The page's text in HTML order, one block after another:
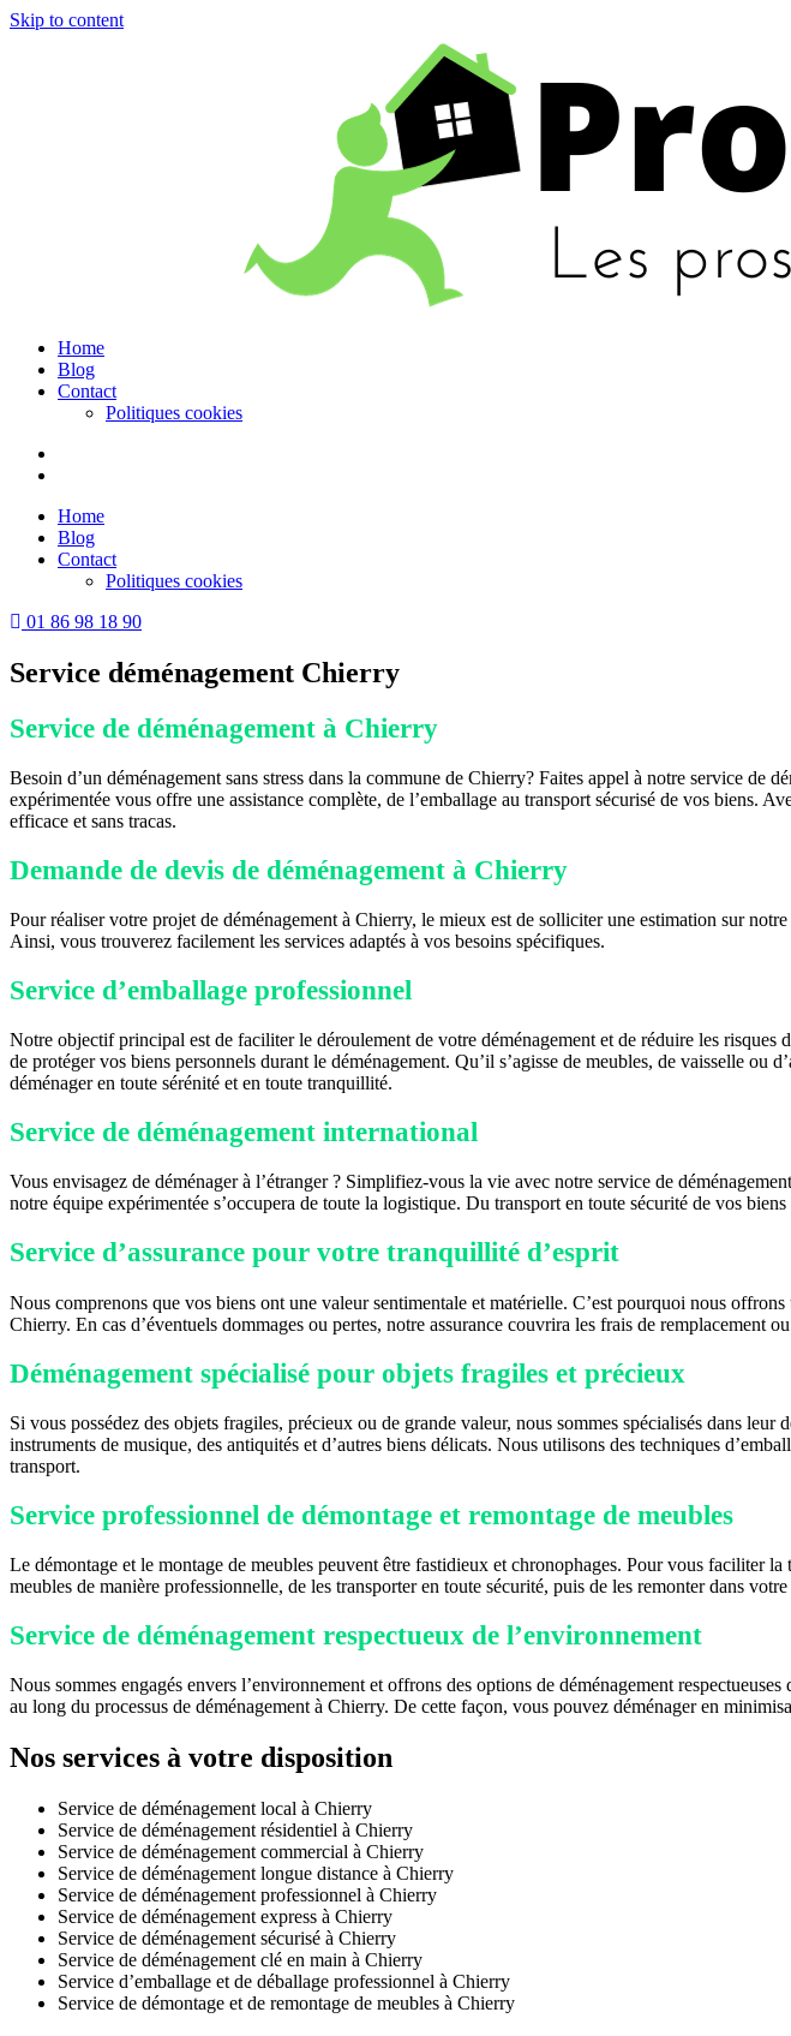
Skip to content
Home
Blog
Contact
Politiques cookies
Home
Blog
Contact
Politiques cookies
01 86 98 18 90
Service déménagement Chierry
Service de déménagement à Chierry
Besoin d’un déménagement sans stress dans la commune de Chierry? Faites appel à notre service de
expérimentée vous offre une assistance complète, de l’emballage au transport sécurisé de vos biens.
efficace et sans tracas.
Demande de devis de déménagement à Chierry
Pour réaliser votre projet de déménagement à Chierry, le mieux est de solliciter une estimation sur
Ainsi, vous trouverez facilement les services adaptés à vos besoins spécifiques.
Service d’emballage professionnel
Notre objectif principal est de faciliter le déroulement de votre déménagement et de réduire les
de protéger vos biens personnels durant le déménagement. Qu’il s’agisse de meubles, de vaisselle
déménager en toute sérénité et en toute tranquillité.
Service de déménagement international
Vous envisagez de déménager à l’étranger ? Simplifiez-vous la vie avec notre service de
notre équipe expérimentée s’occupera de toute la logistique. Du transport en toute sécurité de vos
Service d’assurance pour votre tranquillité d’esprit
Nous comprenons que vos biens ont une valeur sentimentale et matérielle. C’est pourquoi nous
Chierry. En cas d’éventuels dommages ou pertes, notre assurance couvrira les frais de remplacement
Déménagement spécialisé pour objets fragiles et précieux
Si vous possédez des objets fragiles, précieux ou de grande valeur, nous sommes spécialisés dans
instruments de musique, des antiquités et d’autres biens délicats. Nous utilisons des techniques
transport.
Service professionnel de démontage et remontage de meubles
Le démontage et le montage de meubles peuvent être fastidieux et chronophages. Pour vous faciliter
meubles de manière professionnelle, de les transporter en toute sécurité, puis de les remonter dans
Service de déménagement respectueux de l’environnement
Nous sommes engagés envers l’environnement et offrons des options de déménagement
au long du processus de déménagement à Chierry. De cette façon, vous pouvez déménager en
Nos services à votre disposition
Service de déménagement local à Chierry
Service de déménagement résidentiel à Chierry
Service de déménagement commercial à Chierry
Service de déménagement longue distance à Chierry
Service de déménagement professionnel à Chierry
Service de déménagement express à Chierry
Service de déménagement sécurisé à Chierry
Service de déménagement clé en main à Chierry
Service d’emballage et de déballage professionnel à Chierry
Service de démontage et de remontage de meubles à Chierry